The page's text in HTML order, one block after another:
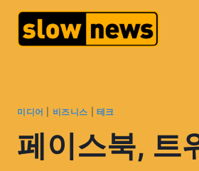
미디어 비즈니스 테크
페이스북, 트